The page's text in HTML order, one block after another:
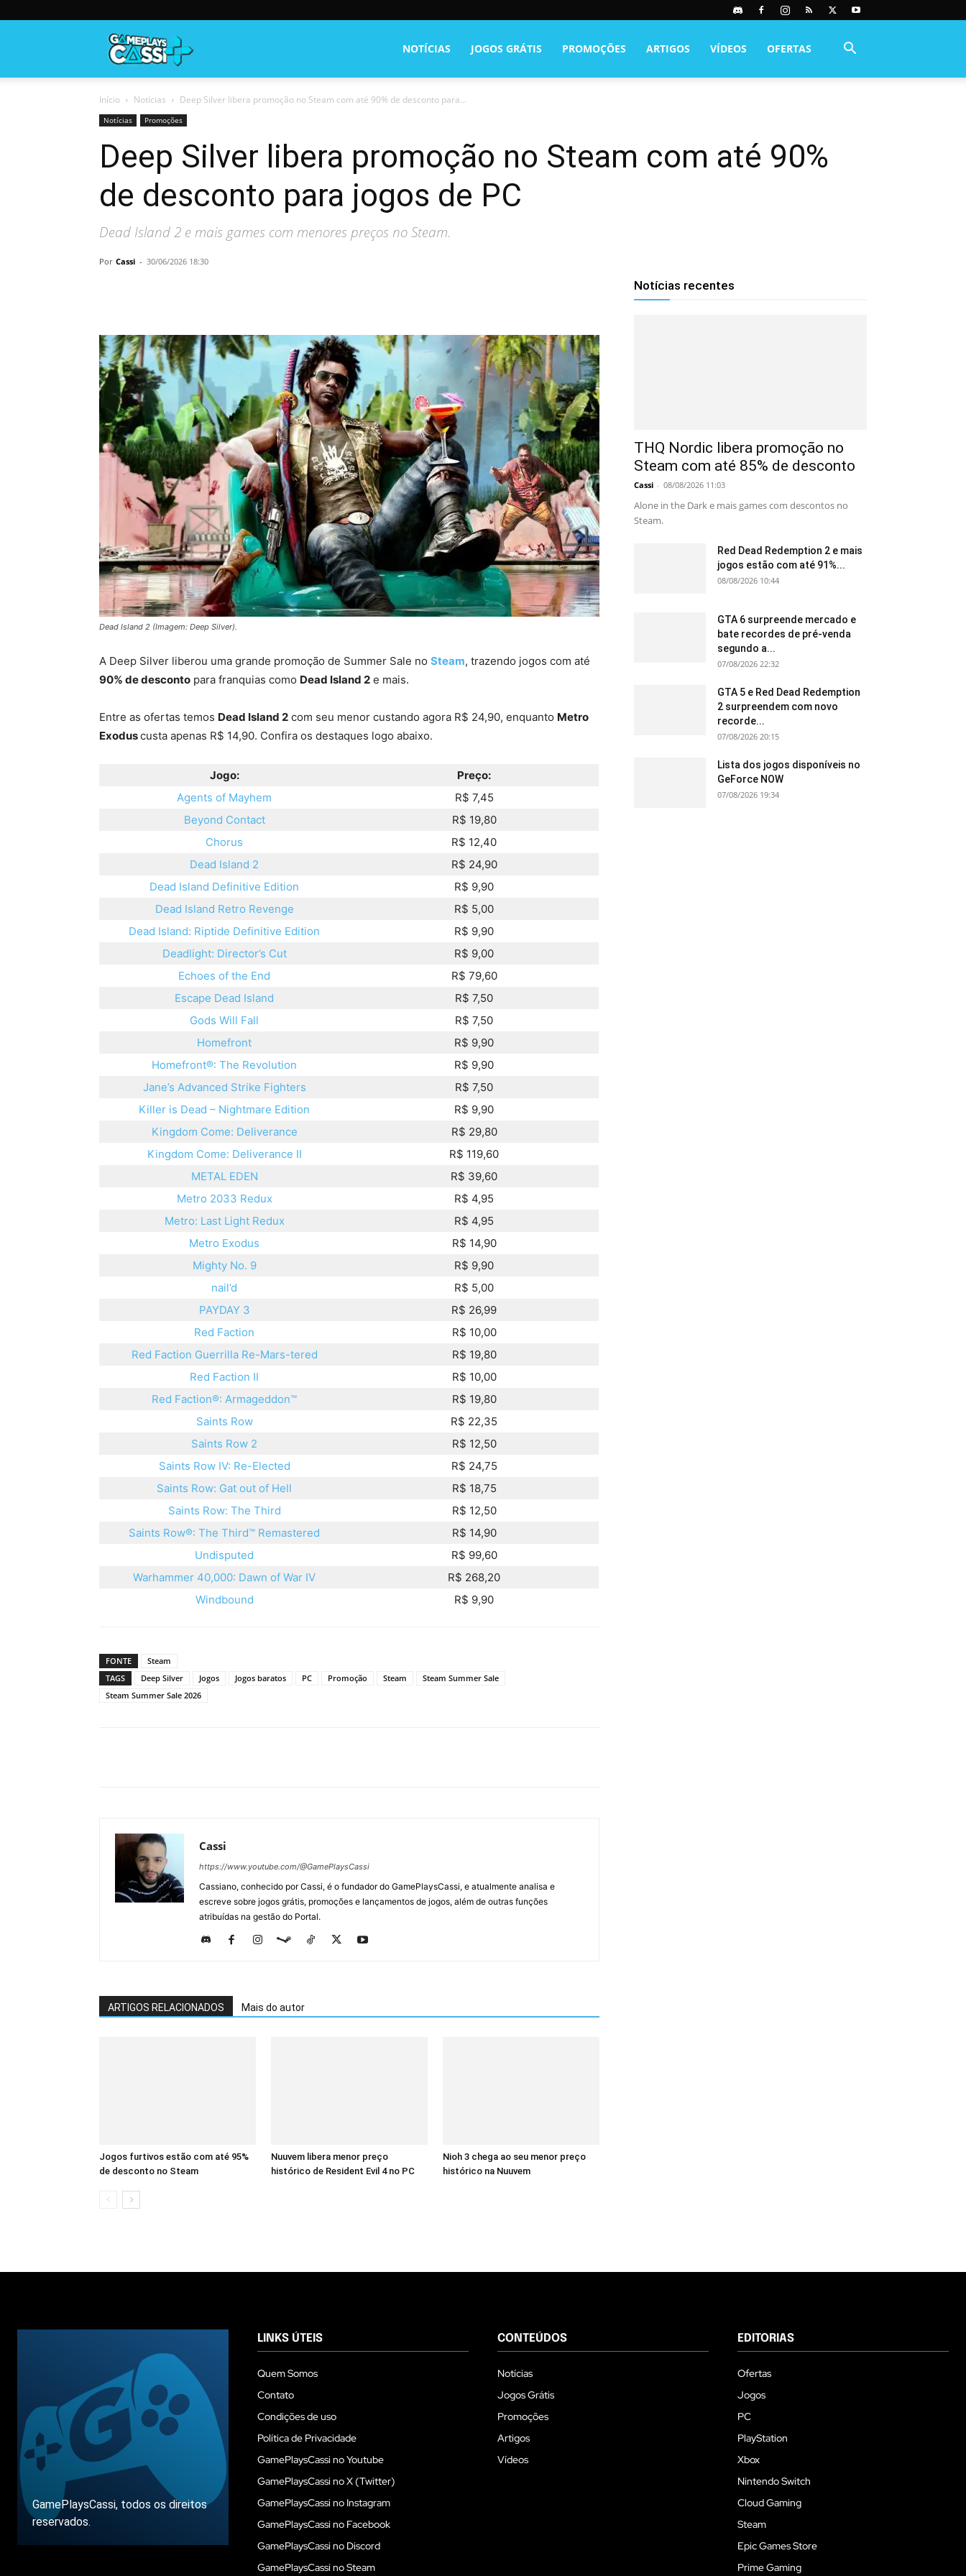
NOTÍCIAS JOGOS GRÁTIS PROMOÇÕES ARTIGOS VÍDEOS OFERTAS
Início Notícias Deep Silver libera promoção no Steam com até 90% de desconto para...
Notícias Promoções
Deep Silver libera promoção no Steam com até 90%
de desconto para jogos de PC
Dead Island 2 e mais games com menores preços no Steam.
Por Cassi - 30/06/2026 18:30
Dead Island 2 (Imagem: Deep Silver).
A Deep Silver liberou uma grande promoção de Summer Sale no Steam, trazendo jogos com até
90% de desconto para franquias como Dead Island 2 e mais.
Entre as ofertas temos Dead Island 2 com seu menor custando agora R$ 24,90, enquanto Metro
Exoduscusta apenas R$ 14,90. Confira os destaques logo abaixo.
Jogo:
Preço:
Agents of Mayhem
R$ 7,45
Beyond Contact
R$ 19,80
Chorus
R$ 12,40
Dead Island 2
R$ 24,90
Dead Island Definitive Edition
R$ 9,90
Dead Island Retro Revenge
R$ 5,00
Dead Island: Riptide Definitive Edition
R$ 9,90
Deadlight: Director’s Cut
R$ 9,00
Echoes of the End
R$ 79,60
Escape Dead Island
R$ 7,50
Gods Will Fall
R$ 7,50
Homefront
R$ 9,90
Homefront®: The Revolution
R$ 9,90
Jane’s Advanced Strike Fighters
R$ 7,50
Killer is Dead – Nightmare Edition
R$ 9,90
Kingdom Come: Deliverance
R$ 29,80
Kingdom Come: Deliverance II
R$ 119,60
METAL EDEN
R$ 39,60
Metro 2033 Redux
R$ 4,95
Metro: Last Light Redux
R$ 4,95
Metro Exodus
R$ 14,90
Mighty No. 9
R$ 9,90
nail’d
R$ 5,00
PAYDAY 3
R$ 26,99
Red Faction
R$ 10,00
Red Faction Guerrilla Re-Mars-tered
R$ 19,80
Red Faction II
R$ 10,00
Red Faction®: Armageddon™
R$ 19,80
Saints Row
R$ 22,35
Saints Row 2
R$ 12,50
Saints Row IV: Re-Elected
R$ 24,75
Saints Row: Gat out of Hell
R$ 18,75
Saints Row: The Third
R$ 12,50
Saints Row®: The Third™ Remastered
R$ 14,90
Undisputed
R$ 99,60
Warhammer 40,000: Dawn of War IV
R$ 268,20
Windbound
R$ 9,90
FONTE
Steam
TAGS
Deep Silver Jogos Jogos baratos PC Promoção Steam
Steam Summer Sale
Steam Summer Sale 2026
Cassi
https://www.youtube.com/@GamePlaysCassi
Cassiano, conhecido por Cassi, é o fundador do GamePlaysCassi, e atualmente analisa e
escreve sobre jogos grátis, promoções e lançamentos de jogos, além de outras funções
atribuídas na gestão do Portal.
ARTIGOS RELACIONADOS Mais do autor
Jogos furtivos estão com até 95%
de desconto no Steam
Nuuvem libera menor preço
histórico de Resident Evil 4 no PC
Nioh 3 chega ao seu menor preço
histórico na Nuuvem
Notícias recentes
THQ Nordic libera promoção no
Steam com até 85% de desconto
Cassi - 08/08/2026 11:03
Alone in the Dark e mais games com descontos no
Steam.
Red Dead Redemption 2 e mais
jogos estão com até 91%...
08/08/2026 10:44
GTA 6 surpreende mercado e
bate recordes de pré-venda
segundo a...
07/08/2026 22:32
GTA 5 e Red Dead Redemption
2 surpreendem com novo
recorde...
07/08/2026 20:15
Lista dos jogos disponíveis no
GeForce NOW
07/08/2026 19:34
GamePlaysCassi, todos os direitos
reservados.
LINKS ÚTEIS
Quem Somos
Contato
Condições de uso
Política de Privacidade
GamePlaysCassi no Youtube
GamePlaysCassi no X (Twitter)
GamePlaysCassi no Instagram
GamePlaysCassi no Facebook
GamePlaysCassi no Discord
GamePlaysCassi no Steam
CONTEÚDOS
Notícias
Jogos Grátis
Promoções
Artigos
Vídeos
EDITORIAS
Ofertas
Jogos
PC
PlayStation
Xbox
Nintendo Switch
Cloud Gaming
Steam
Epic Games Store
Prime Gaming